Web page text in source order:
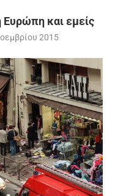
Ευρώπη και εμείς
2015